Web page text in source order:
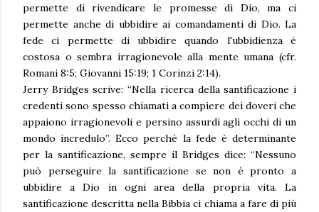
permette di rivendicare le promesse di Dio, ma ci
permette anche di ubbidire ai comandamenti di Dio. La
fede ci permette di ubbidire quando l'ubbidienza è
costosa o sembra irragionevole alla mente umana (cfr.
Romani 8:5; Giovanni 15:19; 1 Corinzi 2:14).
Jerry Bridges scrive: “Nella ricerca della santificazione i
credenti sono spesso chiamati a compiere dei doveri che
appaiono irragionevoli e persino assurdi agli occhi di un
mondo incredulo”. Ecco perché la fede è determinante
per la santificazione, sempre il Bridges dice: “Nessuno
può perseguire la santificazione se non è pronto a
ubbidire a Dio in ogni area della propria vita. La
santificazione descritta nella Bibbia ci chiama a fare di più